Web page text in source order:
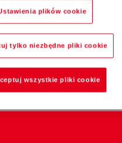
plików cookie
tylko niezbędne pliki cookie
wszystkie pliki cookie